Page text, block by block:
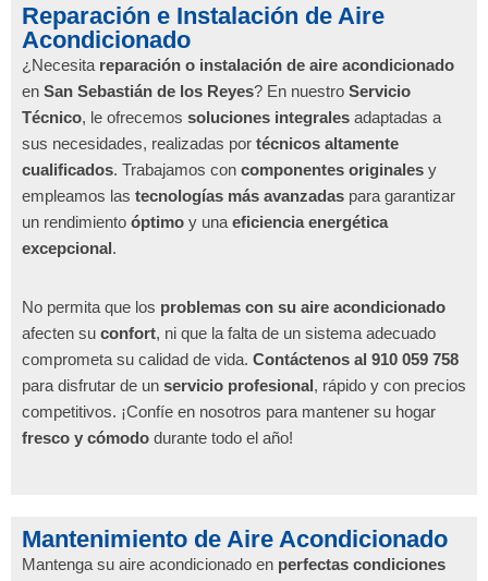
Reparación e Instalación de Aire
Acondicionado
¿Necesita reparación o instalación de aire acondicionado
en San Sebastián de los Reyes? En nuestro Servicio
Técnico, le ofrecemos soluciones integrales adaptadas a
sus necesidades, realizadas por técnicos altamente
cualificados. Trabajamos con componentes originales y
empleamos las tecnologías más avanzadas para garantizar
un rendimiento óptimo y una eficiencia energética
excepcional.
No permita que los problemas con su aire acondicionado
afecten su confort, ni que la falta de un sistema adecuado
comprometa su calidad de vida. Contáctenos al 910 059 758
para disfrutar de un servicio profesional, rápido y con precios
competitivos. ¡Confíe en nosotros para mantener su hogar
fresco y cómodo durante todo el año!
Mantenimiento de Aire Acondicionado
Mantenga su aire acondicionado en perfectas condiciones